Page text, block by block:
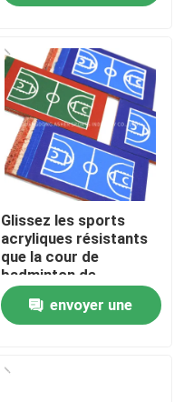
Glissez les sports
acryliques résistants
que la cour de
badminton de
plancher emploient
favorable à
l'environnement
envoyer une